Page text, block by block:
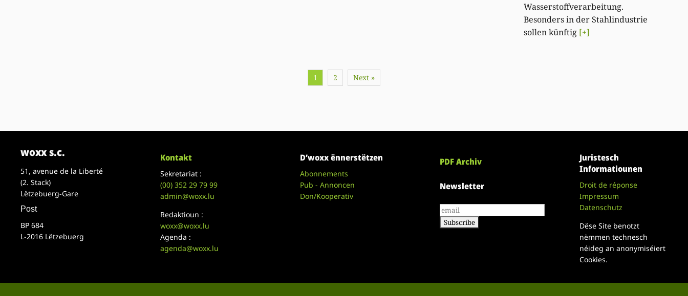
Wasserstoffverarbeitung.
Besonders in der Stahlindustrie
sollen künftig [+]
1 2 Next »
woxx s.c.
51, avenue de la Liberté
(2. Stack)
Lëtzebuerg-Gare
Post
BP 684
L-2016 Lëtzebuerg
Kontakt
Sekretariat :
(00)352 29 79 99
admin@woxx.lu
Redaktioun :
woxx@woxx.lu
Agenda :
agenda@woxx.lu
D’woxx ënnerstëtzen
Abonnements
Pub - Annoncen
Don/Kooperativ
PDF Archiv
Newsletter
Juristesch
Informatiounen
Droit de réponse
Impressum
Datenschutz
Dëse Site benotzt
nëmmen technesch
néideg an anonymiséiert
Cookies.